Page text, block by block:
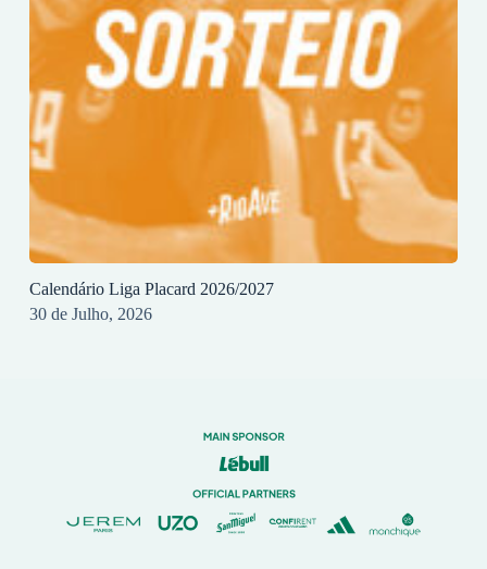
Calendário Liga Placard 2026/2027
30 de Julho, 2026